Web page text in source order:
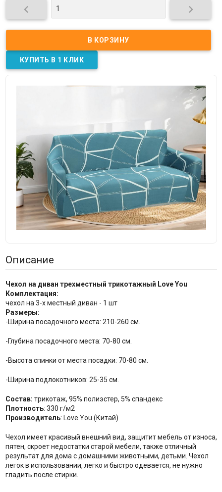
 
Описание
Чехол на диван трехместный трикотажный Love You
Комплектация:
чехол на 3-х местный диван - 1 шт
Размеры:
-Ширина посадочного места: 210-260 см.
-Глубина посадочного места: 70-80 см.
-Высота спинки от места посадки: 70-80 см.
-Ширина подлокотников: 25-35 см.
Состав: трикотаж, 95% полиэстер, 5% спандекс
Плотность: 330 г/м2
Производитель: Love You (Китай)
Чехол имеет красивый внешний вид, защитит мебель от износа,
пятен, скроет недостатки старой мебели, также отличный
результат для дома с домашними животными, детьми. Чехол
легок в использовании, легко и быстро одевается, не нужно
гладить после стирки.